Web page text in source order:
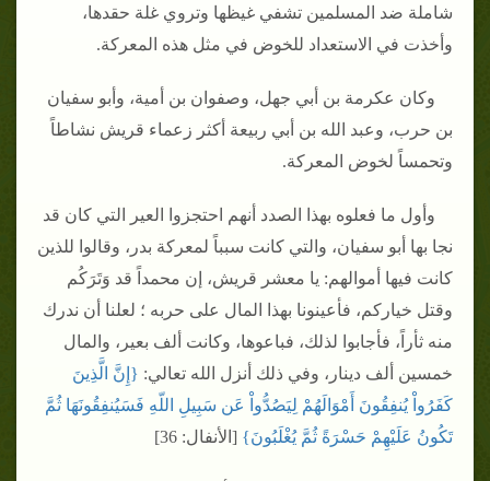
شاملة ضد المسلمين تشفي غيظها وتروي غلة حقدها،
وأخذت في الاستعداد للخوض في مثل هذه المعركة‏.‏
وكان عكرمة بن أبي جهل، وصفوان بن أمية، وأبو سفيان
بن حرب، وعبد الله بن أبي ربيعة أكثر زعماء قريش نشاطاً
وتحمساً لخوض المعركة‏.‏
وأول ما فعلوه بهذا الصدد أنهم احتجزوا العير التي كان قد
نجا بها أبو سفيان، والتي كانت سبباً لمعركة بدر، وقالوا للذين
كانت فيها أموالهم‏:‏ يا معشر قريش، إن محمداً قد وَتَرَكُم
وقتل خياركم، فأعينونا بهذا المال على حربه ؛ لعلنا أن ندرك
منه ثأراً، فأجابوا لذلك، فباعوها، وكانت ألف بعير، والمال
خمسين ألف دينار، وفي ذلك أنزل الله تعالي‏:‏ ‏ {‏إِنَّ الَّذِينَ
كَفَرُواْ يُنفِقُونَ أَمْوَالَهُمْ لِيَصُدُّواْ عَن سَبِيلِ اللّهِ فَسَيُنفِقُونَهَا ثُمَّ
تَكُونُ عَلَيْهِمْ حَسْرَةً ثُمَّ يُغْلَبُونَ‏} ‏ ‏[‏الأنفال‏:‏ 36‏]‏